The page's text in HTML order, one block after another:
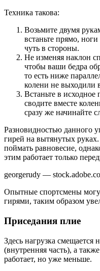
Техника такова:
Возьмите двумя
встаньте прямо,
чуть в стороны.
Не изменяя наклон
чтобы ваши бедра
то есть ниже
колени не выходили
Встаньте в
сводите вместе
сразу же начинайте
Разновидностью данного
гирей на вытянутых руках.
поймать равновесие,
этим работает только
georgerudy —
Опытные спортсмены
гирями, таким образом
Приседания плие
Здесь нагрузка
(внутренняя часть), а
работает, но уже меньше.